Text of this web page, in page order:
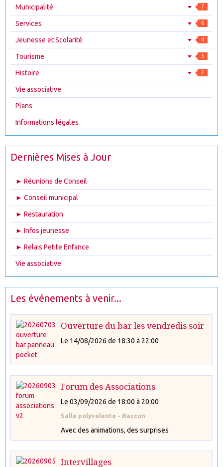
Municipalité 7
Services 6
Jeunesse et Scolarité 4
Tourisme 5
Histoire 2
Vie associative
Plans
Informations légales
Dernières Mises à Jour
► Réunions de Conseil
► Conseil municipal
► Restauration
► Infos jeunesse
► Relais Petite Enfance
Vie associative
Les événements à venir...
Ouverture du bar les vendredis soir
Le 14/08/2026 de 18:30 à 22:00
Forum des Associations
Le 03/09/2026 de 18:00 à 20:00
Salle polyvalente - Baccon
Avec des animations, des surprises
Intervillages